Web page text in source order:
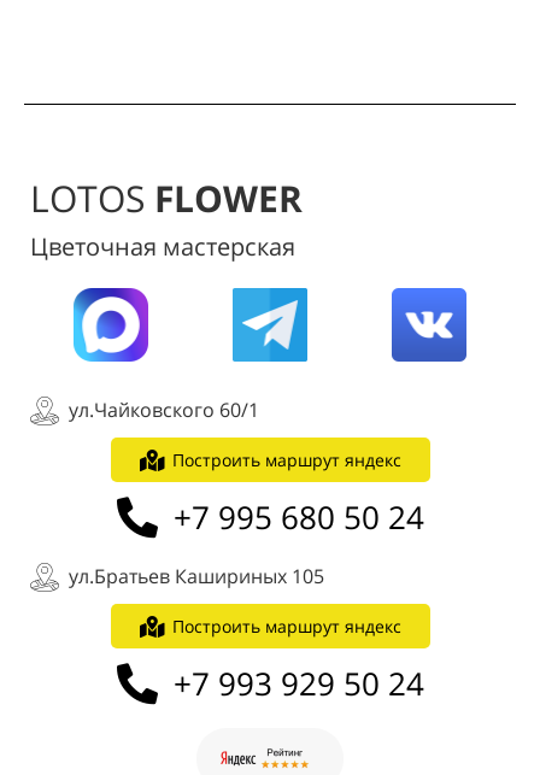
LOTOS FLOWER
Цветочная мастерская
ул.Чайковского 60/1
Построить маршрут яндекс
+7 995 680 50 24
ул.Братьев Кашириных 105
Построить маршрут яндекс
+7 993 929 50 24